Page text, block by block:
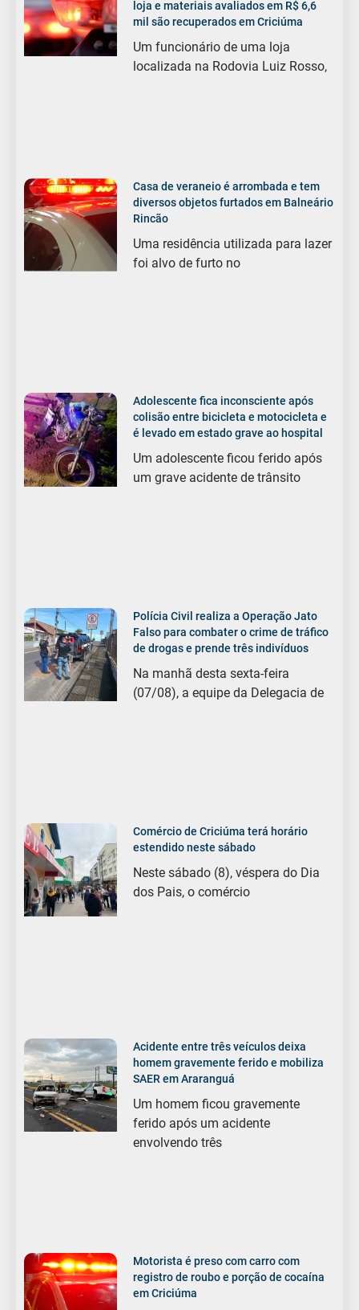
loja e materiais avaliados em R$ 6,6
mil são recuperados em Criciúma
Um funcionário de uma loja
localizada na Rodovia Luiz Rosso,
Casa de veraneio é arrombada e tem
diversos objetos furtados em Balneário
Rincão
Uma residência utilizada para lazer
foi alvo de furto no
Adolescente fica inconsciente após
colisão entre bicicleta e motocicleta e
é levado em estado grave ao hospital
Um adolescente ficou ferido após
um grave acidente de trânsito
Polícia Civil realiza a Operação Jato
Falso para combater o crime de tráfico
de drogas e prende três indivíduos
Na manhã desta sexta-feira
(07/08), a equipe da Delegacia de
Comércio de Criciúma terá horário
estendido neste sábado
Neste sábado (8), véspera do Dia
dos Pais, o comércio
Acidente entre três veículos deixa
homem gravemente ferido e mobiliza
SAER em Araranguá
Um homem ficou gravemente
ferido após um acidente
envolvendo três
Motorista é preso com carro com
registro de roubo e porção de cocaína
em Criciúma